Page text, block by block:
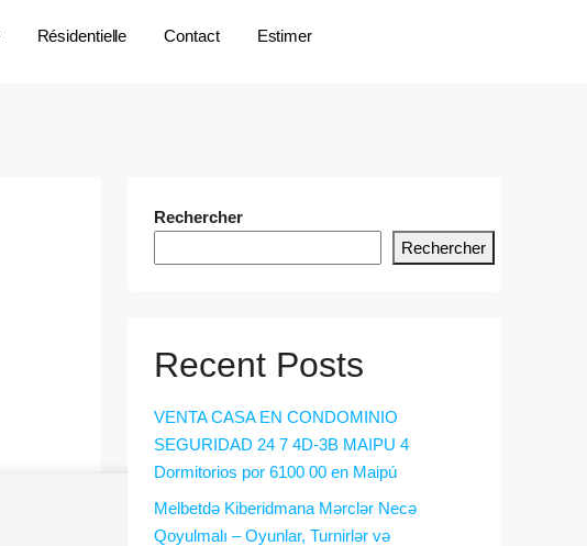
Résidentielle Contact Estimer
Rechercher
Rechercher
Recent Posts
VENTA CASA EN CONDOMINIO
SEGURIDAD 24 7 4D-3B MAIPU 4
Dormitorios por 6100 00 en Maipú
Melbetdə Kiberidmana Mərclər Necə
Qoyulmalı – Oyunlar, Turnirlər və